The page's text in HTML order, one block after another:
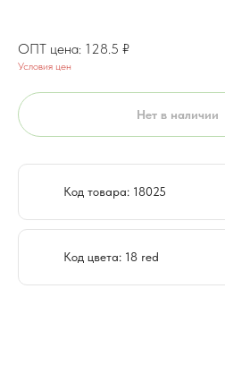
128.5 ₽
Условия цен
Нет в наличии
Код товара: 18025
Код цвета: 18 red